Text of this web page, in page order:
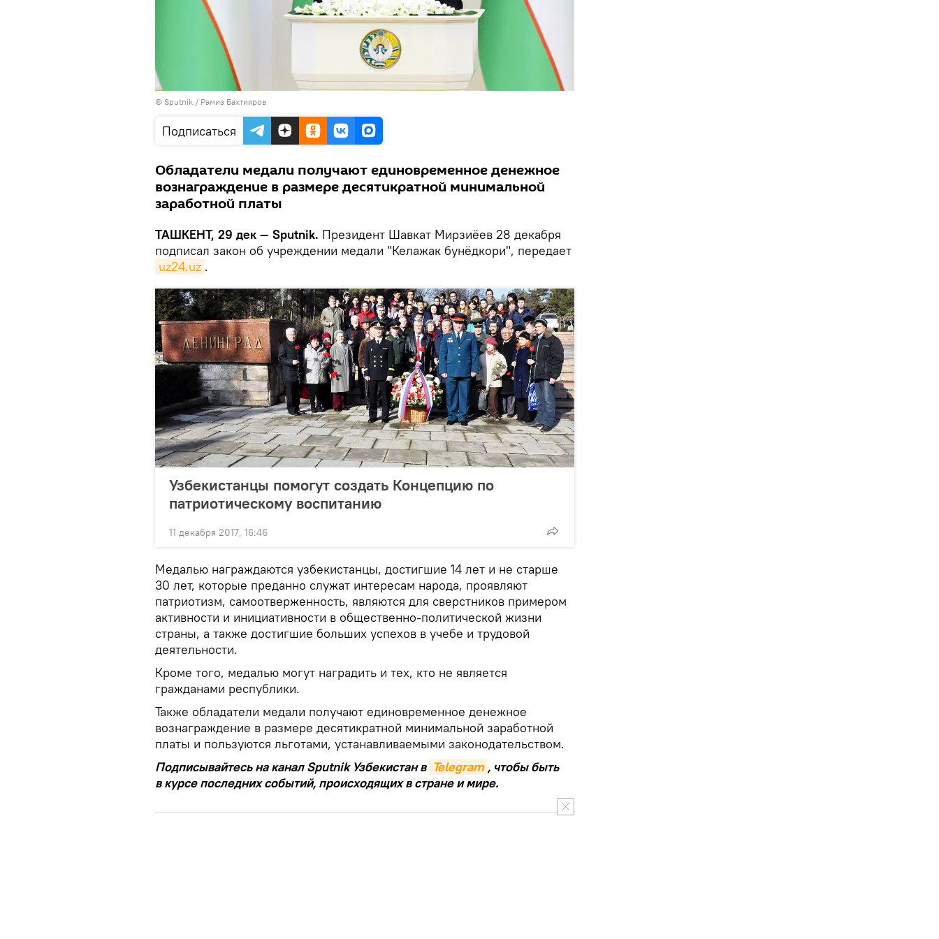
© Sputnik / Рамиз Бахтияров
Подписаться
Обладатели медали получают единовременное денежное
вознаграждение в размере десятикратной минимальной
заработной платы
ТАШКЕНТ, 29 дек — Sputnik. Президент Шавкат Мирзиёев 28 декабря
подписал закон об учреждении медали "Келажак бунёдкори", передает
uz24.uz .
Узбекистанцы помогут создать Концепцию по
патриотическому воспитанию
11 декабря 2017, 16:46
Медалью награждаются узбекистанцы, достигшие 14 лет и не старше
30 лет, которые преданно служат интересам народа, проявляют
патриотизм, самоотверженность, являются для сверстников примером
активности и инициативности в общественно-политической жизни
страны, а также достигшие больших успехов в учебе и трудовой
деятельности.
Кроме того, медалью могут наградить и тех, кто не является
гражданами республики.
Также обладатели медали получают единовременное денежное
вознаграждение в размере десятикратной минимальной заработной
платы и пользуются льготами, устанавливаемыми законодательством.
Подписывайтесь на канал Sputnik Узбекистан в Telegram , чтобы быть
в курсе последних событий, происходящих в стране и мире.